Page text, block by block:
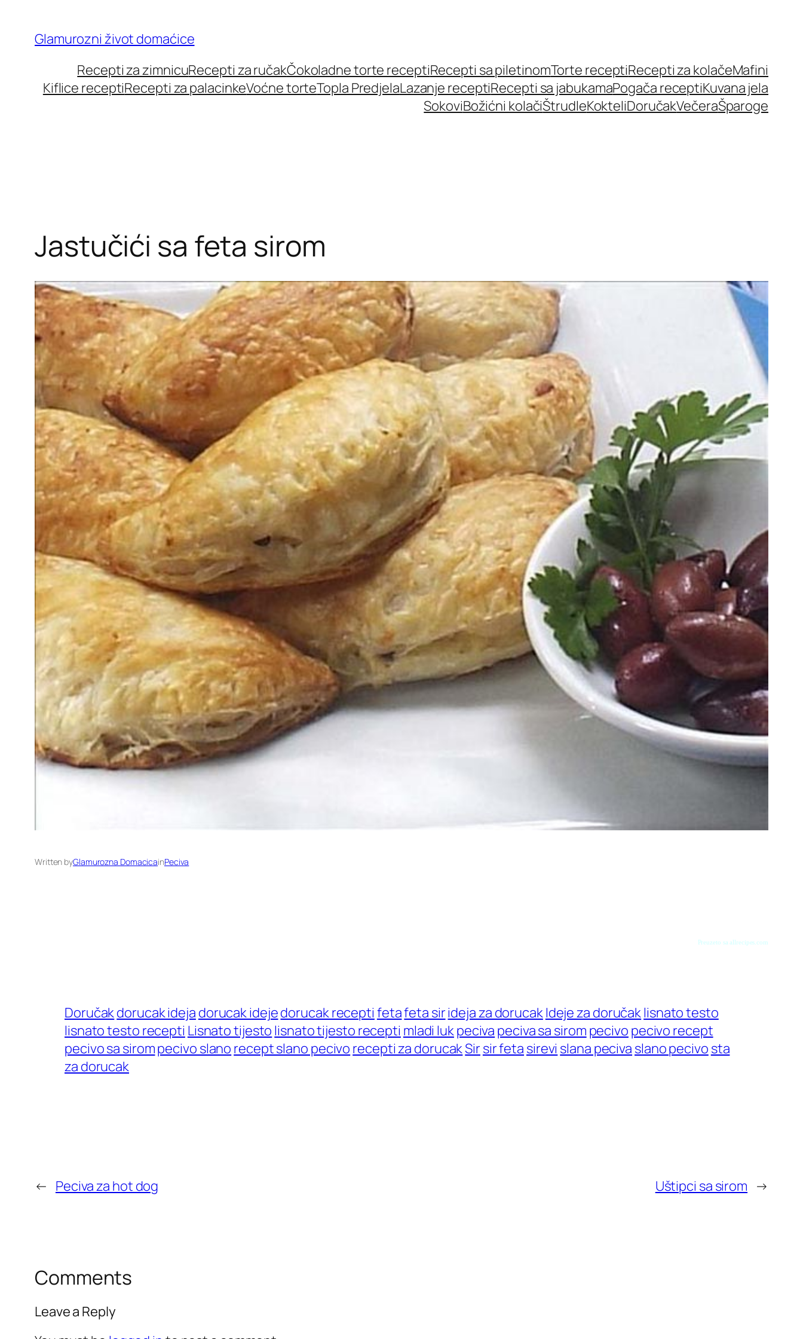
content
Glamurozni život domaćice
Recepti za zimnicuRecepti za ručakČokoladne torte receptiRecepti sa piletinomTorte receptiRecepti za kolačeMafini
Kiflice receptiRecepti za palacinkeVoćne torteTopla PredjelaLazanje receptiRecepti sa jabukamaPogača receptiKuvana jela
SokoviBožićni kolačiŠtrudleKokteliDoručakVečeraŠparoge
Jastučići sa feta sirom
Written byGlamurozna DomacicainPeciva
Preuzeto sa allrecipes.com
Doručakdorucak ideja dorucak idejedorucak recepti fetafeta sirideja za dorucakIdeje za doručaklisnato testo
lisnato testo recepti Lisnato tijesto lisnato tijesto recepti mladi lukpeciva peciva sa sirom pecivo pecivo recept
pecivo sa sirompecivo slano recept slano pecivo recepti za dorucakSirsir feta sirevi slana peciva slano pecivo sta
za dorucak
← Peciva za hot dog Uštipci sa sirom →
Comments
Leave a Reply